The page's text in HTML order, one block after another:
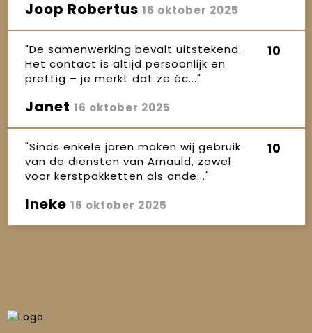
Joop Robertus 16 oktober 2025
"De samenwerking bevalt uitstekend.
Het contact is altijd persoonlijk en
prettig – je merkt dat ze éc..."
10
Janet 16 oktober 2025
"Sinds enkele jaren maken wij gebruik
van de diensten van Arnauld, zowel
voor kerstpakketten als ande..."
10
Ineke 16 oktober 2025